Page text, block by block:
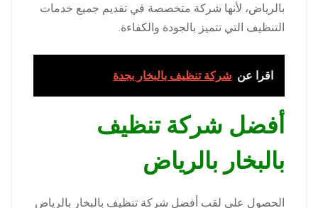
بالرياض، لأنها شركة متخصصة في تقديم جميع خدمات
التنظيف التي تتميز بالجودة والكفاءة.
اقرا عن شركة تنظيف بالبخار بجدة
أفضل شركة تنظيف
بالبخار بالرياض
الحصول على لقب أفضل شركة تنظيف بالبخار بالرياض